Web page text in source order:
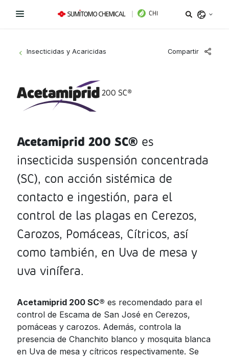
CHI
Paraguay
Peru
Dominican
Republic
Líneas de Productos
Coadyuvantes
Fertilizantes Foliares
Fungicidas
Herbicidas
Insecticidas y Acaricidas
Todas
Novedades
¿Necesitas ayuda?
InstagramFacebookLinkedIn
Insecticidas y Acaricidas Compartir
Acetamiprid 200 SC®️ es
insecticida suspensión concentrada
(SC), con acción sistémica de
contacto e ingestión, para el
control de las plagas en Cerezos,
Carozos, Pomáceas, Cítricos, así
como también, en Uva de mesa y
uva vinífera.
Acetamiprid 200 SC®️ es recomendado para el
control de Escama de San José en Cerezos,
pomáceas y carozos. Además, controla la
presencia de Chanchito blanco y mosquita blanca
en Uva de mesa y cítricos respectivamente. Se